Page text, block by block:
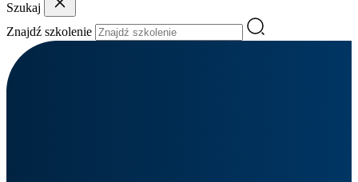
Szukaj
Znajdź szkolenie